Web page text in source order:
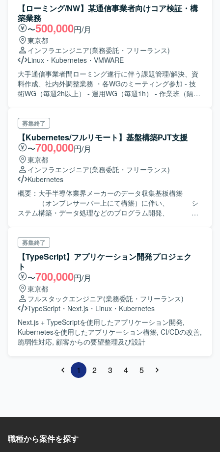
【ローミング/NW】某通信事業者向けコア検証・構
築業務
〜500,000円/月
東京都
インフラエンジニア(業務委託・フリーランス)
Linux ・ Kubernetes ・ VMWARE
大手通信事業者間ローミング遂行に伴う課題管理/解決、資
料作成、社内外調整業務 ・各WGのミーティング参加 - 技
術WG（毎週2h以上） - 運用WG（毎週1h） - 作業班（隔週
ンダー問い合わせ - IMSノード HLD、LLD、関連資料確認、
ベンダー問い合わせ - 顧客他部署との調整対応 - ローミング
に関する運用プロセス検討・顧客担当部署との調整・整理
・資料作成 - 開発リスト資料作成及びコスト概算資料の作
成・更新 - 顧客社内向けのPJ説明資料、構成案資料、運用
フロー資料の作成、進捗報告 - ベンダー向けの技術仕様要
件の資料作成 - 社間ネットワーク接続に関する、顧客社内
ネットワークチームとの技術検討及び資料作成 - その他
（キャリア様上層部向けの進捗報告、PJ説明資料、構成案
資料）
募集終了
【Kubernetes/フルリモート】基盤構築PJT支援
〜700,000円/月
東京都
インフラエンジニア(業務委託・フリーランス)
Kubernetes
概要：大手半導体業界メーカーのデータ収集基板構築
（オンプレサーバー上にて構築）に伴い、 シ
ステム構築・データ処理などのプログラム開発、 パ
をこれから詰めていく段階です。 お客さんと会話し
提案しながら新たなチャレンジをして頂ける チャン
スがあるプロジェクトとなります。 ＊主な作業内容
・データ収集基盤のアーキテクチャ検討、ミドルウ
ェアの検証や設計/構築 ・商用化、量産化に向けて非
機能要件(可用性、セキュリティ、 監視など)の洗
い出しや検討、実装 ・アプリケーション部隊の支
援、CICD導入検討
募集終了
【TypeScript】アプリケーション開発プロジェク
ト
〜700,000円/月
東京都
フルスタックエンジニア(業務委託・フリーランス)
TypeScript ・ Next.js ・ Linux ・ Kubernetes
Next.js + TypeScriptを使用したアプリケーション開発,
Kubernetesを使用したアプリケーション構築, CI/CDの改善,
脆弱性対応, 顧客からの要望整理及び設計
1 2 3 4 5
職種から案件を探す